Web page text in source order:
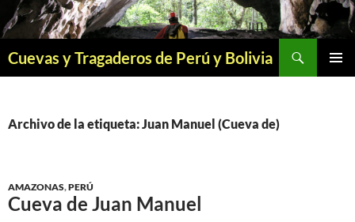
Saltar
al
Cuevas y Tragaderos de Perú y Bolivia
Archivo de la etiqueta: Juan Manuel (Cueva de)
AMAZONAS,PERÚ
Cueva de Juan Manuel